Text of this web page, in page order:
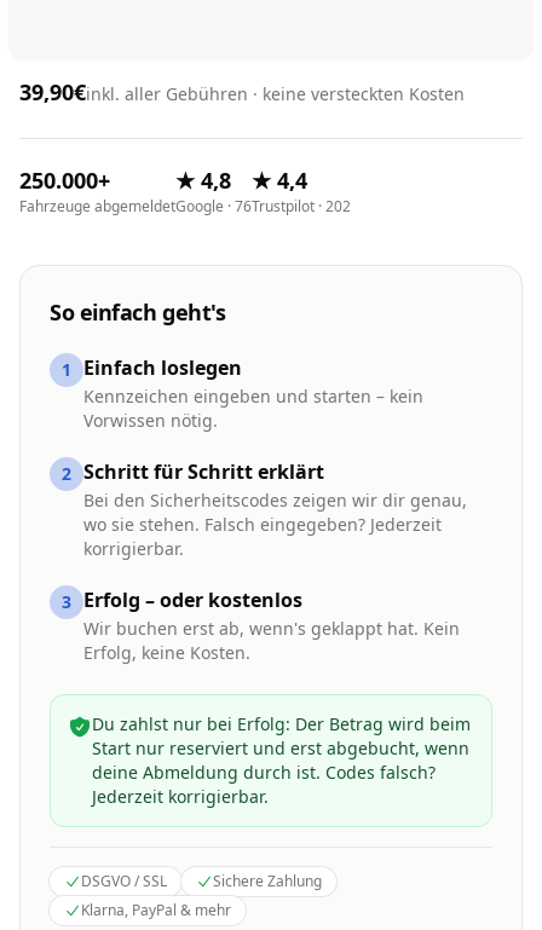
39,90€inkl. aller Gebühren · keine versteckten Kosten
250.000+
Fahrzeuge abgemeldet
★ 4,8
Google · 76
★ 4,4
Trustpilot · 202
So einfach geht's
1 Einfach loslegen
Kennzeichen eingeben und starten – kein
Vorwissen nötig.
2 Schritt für Schritt erklärt
Bei den Sicherheitscodes zeigen wir dir genau,
wo sie stehen. Falsch eingegeben? Jederzeit
korrigierbar.
3 Erfolg – oder kostenlos
Wir buchen erst ab, wenn's geklappt hat. Kein
Erfolg, keine Kosten.
Du zahlst nur bei Erfolg: Der Betrag wird beim
Start nur reserviert und erst abgebucht, wenn
deine Abmeldung durch ist. Codes falsch?
Jederzeit korrigierbar.
DSGVO / SSL
Sichere Zahlung
Klarna, PayPal & mehr